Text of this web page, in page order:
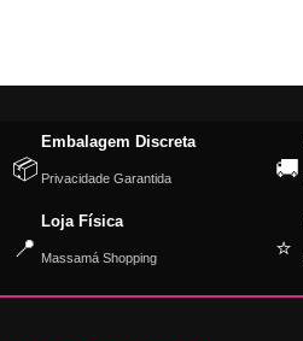
📦
Embalagem Discreta
Privacidade Garantida 🚚
📍
Loja Física
Massamá Shopping ⭐